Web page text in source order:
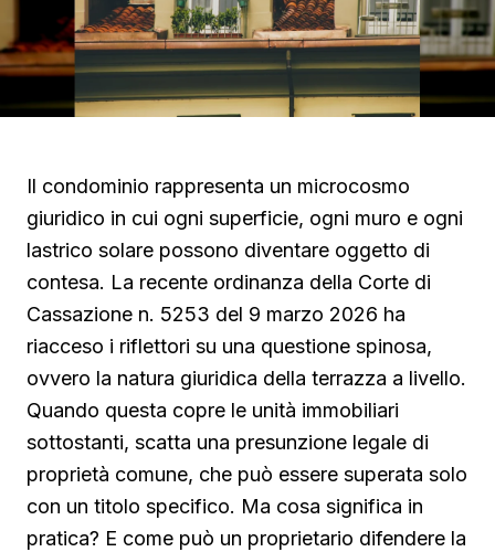
Il condominio rappresenta un microcosmo
giuridico in cui ogni superficie, ogni muro e ogni
lastrico solare possono diventare oggetto di
contesa. La recente ordinanza della Corte di
Cassazione n. 5253 del 9 marzo 2026 ha
riacceso i riflettori su una questione spinosa,
ovvero la natura giuridica della terrazza a livello.
Quando questa copre le unità immobiliari
sottostanti, scatta una presunzione legale di
proprietà comune, che può essere superata solo
con un titolo specifico. Ma cosa significa in
pratica? E come può un proprietario difendere la